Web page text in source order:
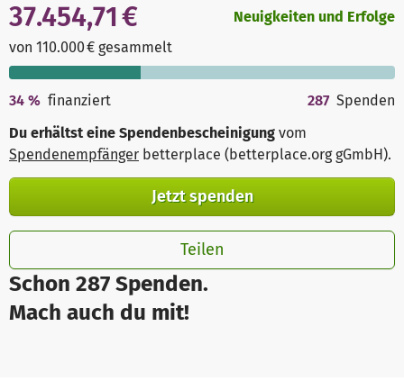
Schon 287 Spenden.
Mach auch du mit!
37.454,71 €
von 110.000 € gesammelt
Neuigkeiten und Erfolge
34 % finanziert 287 Spenden
Du erhältst eine Spendenbescheinigung vom
Spendenempfänger betterplace (betterplace.org gGmbH).
Jetzt spenden
Teilen